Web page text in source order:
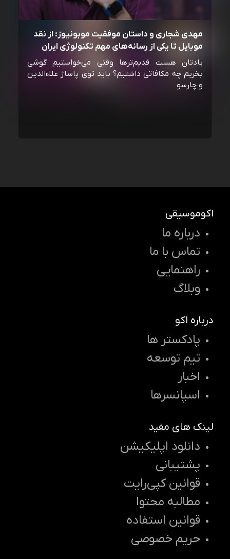
مهدی شجاری و داستان موفقیت موبونیوز: از نقد
موبایل تا یکی از رسانه‌‌های مهم تکنولوژی ایران
یادتان هست قدیم‌ترها وقتی می‌خواستیم گوشی
بخریم چه مکافاتی داشتیم؟ باید توی پاساژ علاءالدین
و چارسو
اکوموسیقی
درباره ما
تماس با ما
راهنمایی
وبلاگ
درباره اکو
پادکستر ها
تیم توسعه
اخبار
اسپانسرها
لینک های مفید
دانلود اپلیکیشن
پشتیبانی
قوانین کپی‌رایت
مطالبه محتوا
قوانین استفاده
حریم خصوصی